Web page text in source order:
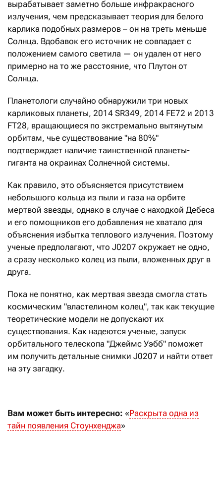
вырабатывает заметно больше инфракрасного
излучения, чем предсказывает теория для белого
карлика подобных размеров – он на треть меньше
Солнца. Вдобавок его источник не совпадает с
положением самого светила — он удален от него
примерно на то же расстояние, что Плутон от
Солнца.
Планетологи случайно обнаружили три новых
карликовых планеты, 2014 SR349, 2014 FE72 и 2013
FT28, вращающиеся по экстремально вытянутым
орбитам, чье существование "на 80%"
подтверждает наличие таинственной планеты-
гиганта на окраинах Солнечной системы.
Как правило, это объясняется присутствием
небольшого кольца из пыли и газа на орбите
мертвой звезды, однако в случае с находкой Дебеса
и его помощников его добавления не хватало для
объяснения избытка теплового излучения. Поэтому
ученые предполагают, что J0207 окружает не одно,
а сразу несколько колец из пыли, вложенных друг в
друга.
Пока не понятно, как мертвая звезда смогла стать
космическим "властелином колец", так как текущие
теоретические модели не допускают их
существования. Как надеются ученые, запуск
орбитального телескопа "Джеймс Уэбб" поможет
им получить детальные снимки J0207 и найти ответ
на эту загадку.
Вам может быть интересно: «Раскрыта одна из
тайн появления Стоунхенджа»